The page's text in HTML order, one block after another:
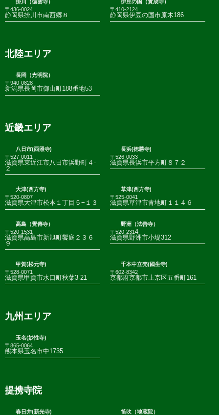
掛川（徳雲寺）
〒436-0024
静岡県掛川市南西郷８
伊豆の国（實成寺）
〒410-2124
静岡県伊豆の国市原木186
北陸エリア
長岡（光明院）
〒940-0828
新潟県長岡市御山町188番地53
近畿エリア
八日市(西照寺)
〒527-0011
滋賀県東近江市八日市浜野町４-
２
長浜(徳勝寺)
〒526-0033
滋賀県長浜市平方町８７２
大津(西方寺)
〒520-0807
滋賀県大津市松本１丁目５−１３
草津(西方寺)
〒525-0041
滋賀県草津市青地町１１４６
高島（覺傳寺）
〒520-1531
滋賀県高島市新旭町饗庭２３６
９
野洲（法善寺）
〒520-2314
滋賀県野洲市小堤312
甲賀(松元寺)
〒528-0071
滋賀県甲賀市水口町秋葉3-21
千本中立売(國生寺)
〒602-8342
京都府京都市上京区五番町161
九州エリア
玉名(妙性寺)
〒865-0064
熊本県玉名市中1735
提携寺院
春日井(新光寺)
笛吹（地蔵院）